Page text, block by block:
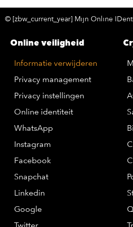
© [zbw_current_year] Mijn Online
Online veiligheid
Informatie verwijderen
Privacy management
Privacy instellingen
Online identiteit
WhatsApp
Instagram
Facebook
Snapchat
Linkedin
Google